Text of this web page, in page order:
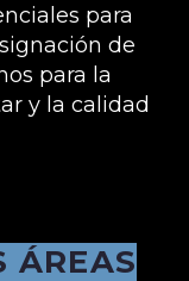
para
de
para la
y la calidad
ÁREAS